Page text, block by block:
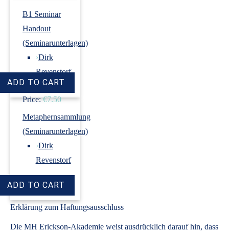
B1 Seminar
Handout
(Seminarunterlagen)
›Dirk
Revenstorf
Price: €7.50
Metaphernsammlung
(Seminarunterlagen)
›Dirk
Revenstorf
Price: €7.50
Erklärung zum Haftungsausschluss
Die MH Erickson-Akademie weist ausdrücklich darauf hin, dass